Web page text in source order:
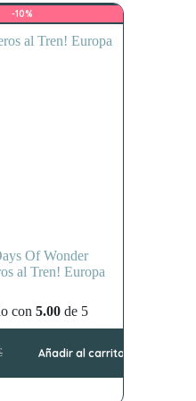
-10%
Of Wonder
al Tren! Europa
con 5.00de 5
Añadir al carrito